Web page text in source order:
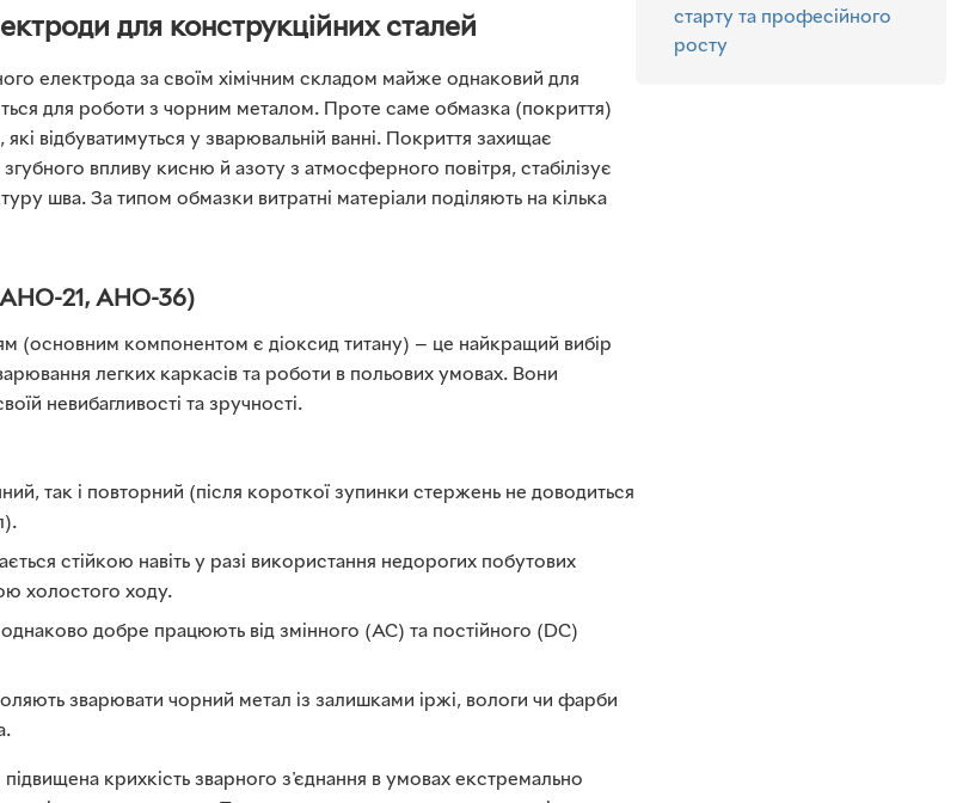
для конструкційних сталей
електрода за своїм хімічним складом майже однаковий для
для роботи з чорним металом. Проте саме обмазка (покриття)
відбуватимуться у зварювальній ванні. Покриття захищає
згубного впливу кисню й азоту з атмосферного повітря, стабілізує
шва. За типом обмазки витратні матеріали поділяють на кілька
АНО-21, АНО-36)
(основним компонентом є діоксид титану) — це найкращий вибір
легких каркасів та роботи в польових умовах. Вони
невибагливості та зручності.
так і повторний (після короткої зупинки стержень не доводиться
стійкою навіть у разі використання недорогих побутових
холостого ходу.
однаково добре працюють від змінного (AC) та постійного (DC)
зварювати чорний метал із залишками іржі, вологи чи фарби
крихкість зварного з'єднання в умовах екстремально
старту та професійного
росту